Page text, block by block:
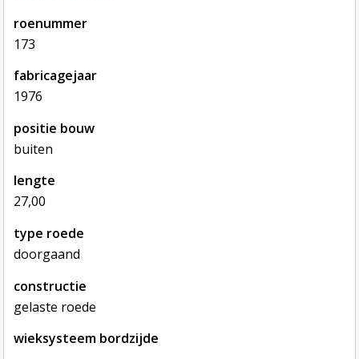
roenummer
173
fabricagejaar
1976
positie bouw
buiten
lengte
27,00
type roede
doorgaand
constructie
gelaste roede
wieksysteem bordzijde